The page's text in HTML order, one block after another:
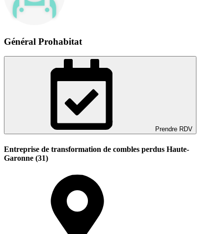
Général Prohabitat
Prendre RDV
Entreprise de transformation de combles perdus Haute-
Garonne (31)